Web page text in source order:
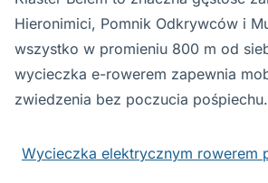
Hieronimici, Pomnik Odkrywców i
wszystko w promieniu 800 m od
wycieczka e-rowerem zapewnia
zwiedzenia bez poczucia pośpiechu.
Wycieczka elektrycznym rowerem